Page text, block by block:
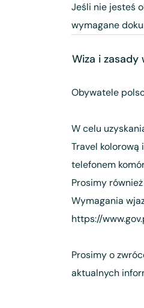
Jeśli nie jesteś
wymagane
Wiza i zasady
Obywatele
W celu
Travel kolorową
telefonem
Prosimy
Wymagania
https://
Prosimy o
aktualnych